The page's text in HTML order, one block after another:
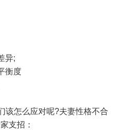
异;
衡度
该怎么应对呢?夫妻性格不合
支招：